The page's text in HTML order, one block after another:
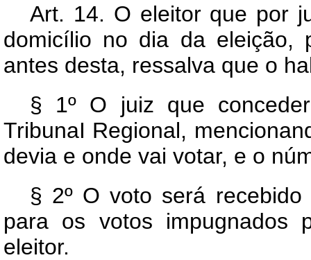
Art. 14. O eleitor que por
domicílio no dia da eleição,
antes desta, ressalva que o
§ 1º O juiz que
TribunaI Regional,
devia e onde vai votar, e o
§ 2º O voto será
para os votos impugnados
eleitor.